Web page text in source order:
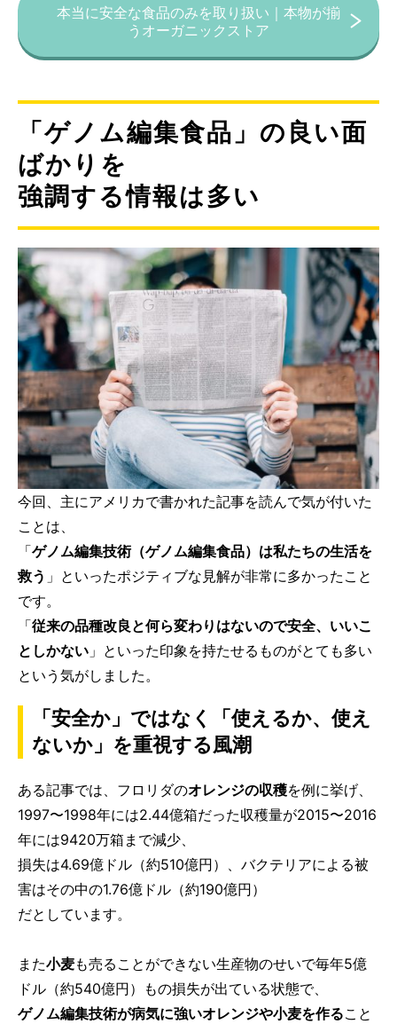
本当に安全な食品のみを取り扱い｜本物が揃
うオーガニックストア
「ゲノム編集食品」の良い面
ばかりを
強調する情報は多い
今回、主にアメリカで書かれた記事を読んで気が付いた
ことは、
「ゲノム編集技術（ゲノム編集食品）は私たちの生活を
救う 」といったポジティブな見解が非常に多かったこと
です。
「従来の品種改良と何ら変わりはないので安全、いいこ
としかない 」といった印象を持たせるものがとても多い
という気がしました。
「安全か」ではなく「使えるか、使え
ないか」を重視する風潮
ある記事では、フロリダのオレンジの収穫を例に挙げ、
1997〜1998年には2.44億箱だった収穫量が2015〜2016
年には9420万箱まで減少、
損失は4.69億ドル（約510億円）、バクテリアによる被
害はその中の1.76億ドル（約190億円）
だとしています。
また小麦も売ることができない生産物のせいで毎年5億
ドル（約540億円）もの損失が出ている状態で、
ゲノム編集技術が病気に強いオレンジや小麦を作ること